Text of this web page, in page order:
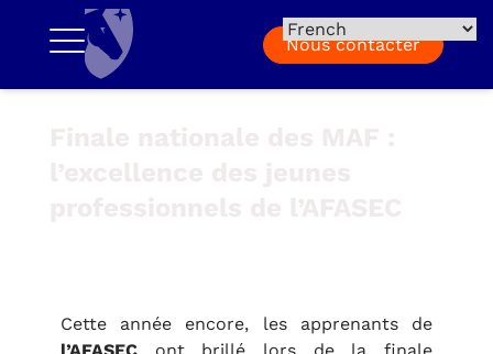
Nous contacter
Cette année encore, les apprenants de